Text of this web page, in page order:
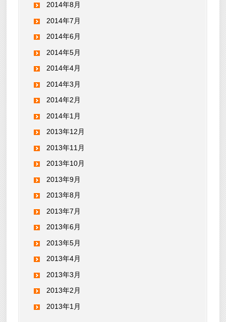
2014年8月
2014年7月
2014年6月
2014年5月
2014年4月
2014年3月
2014年2月
2014年1月
2013年12月
2013年11月
2013年10月
2013年9月
2013年8月
2013年7月
2013年6月
2013年5月
2013年4月
2013年3月
2013年2月
2013年1月